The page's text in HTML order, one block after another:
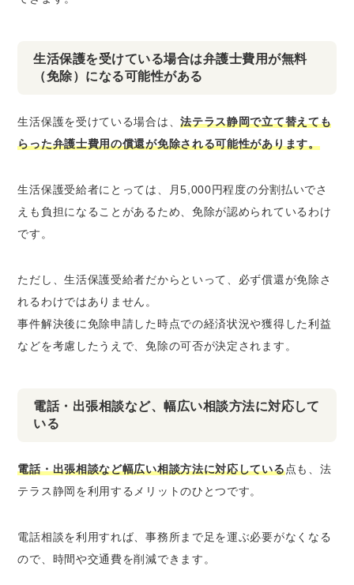
生活保護を受けている場合は弁護士費用が無料
（免除）になる可能性がある
生活保護を受けている場合は、法テラス静岡で立て替えても
らった弁護士費用の償還が免除される可能性があります。
生活保護受給者にとっては、月5,000円程度の分割払いでさ
えも負担になることがあるため、免除が認められているわけ
です。
ただし、生活保護受給者だからといって、必ず償還が免除さ
れるわけではありません。
事件解決後に免除申請した時点での経済状況や獲得した利益
などを考慮したうえで、免除の可否が決定されます。
電話・出張相談など、幅広い相談方法に対応して
いる
電話・出張相談など幅広い相談方法に対応している点も、法
テラス静岡を利用するメリットのひとつです。
電話相談を利用すれば、事務所まで足を運ぶ必要がなくなる
ので、時間や交通費を削減できます。